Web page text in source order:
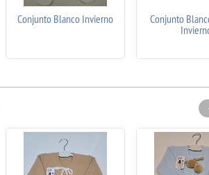
Conjunto Blanco Invierno
Conjunto